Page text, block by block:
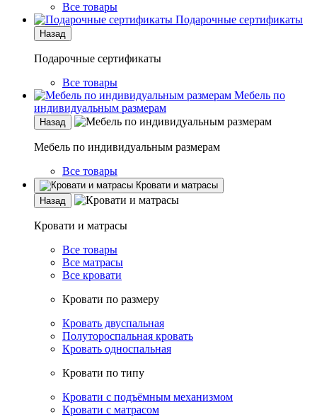
Все товары
Подарочные сертификаты
Назад
Подарочные сертификаты
Все товары
Мебель по
индивидуальным размерам
Назад
Мебель по индивидуальным размерам
Все товары
Кровати и матрасы
Назад
Кровати и матрасы
Все товары
Все матрасы
Все кровати
Кровати по размеру
Кровать двуспальная
Полутороспальная кровать
Кровать односпальная
Кровати по типу
Кровати с подъёмным механизмом
Кровати с матрасом